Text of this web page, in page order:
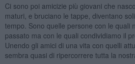
Ci sono poi amicizie più giovani che
maturi, e bruciano le tappe, diventano
tempo. Sono quelle persone con le quali
passato ma con le quali condividiamo il
Unendo gli amici di una vita con quelli
sembra quasi di ripercorrere tutta la